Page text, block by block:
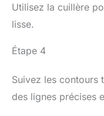
Utilisez la cuillère
lisse.
Étape 4
Suivez les contours
des lignes précises